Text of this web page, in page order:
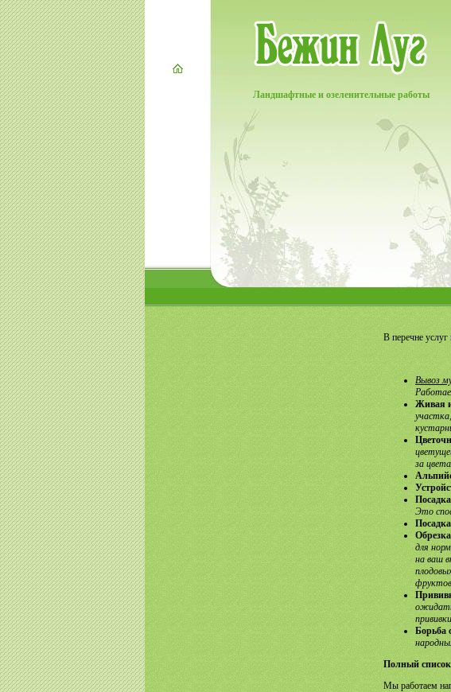
Ландшафтные и озеленительные работы
В перечне
Вывоз
Живая
за
Это
для
на ваш
Борьба
Полный список
Мы работаем